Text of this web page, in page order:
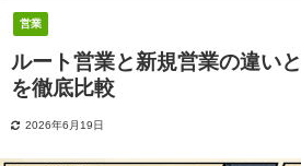
営業
ルート営業と新規営業の違い
を徹底比較
2026年6月19日